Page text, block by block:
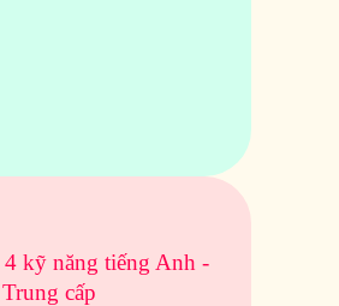
kỹ năng tiếng Anh -
Trung cấp